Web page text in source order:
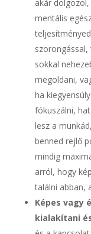
akár
mentális
szorongással,
sokkal
megoldani,
ha
fókuszálni,
lesz a
benned rejlő
mindig
arról, hogy
találni abban,
Képes vagy
kialakítani